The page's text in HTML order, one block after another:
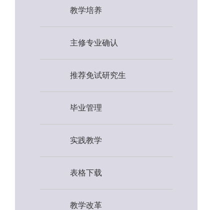
教学培养
主修专业确认
推荐免试研究生
毕业管理
实践教学
表格下载
教学改革